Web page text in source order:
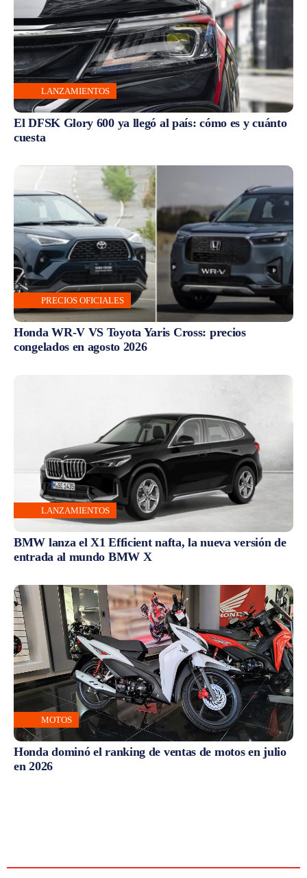
LANZAMIENTOS
El DFSK Glory 600 ya llegó al país: cómo es y cuánto
cuesta
PRECIOS OFICIALES
Honda WR-V VS Toyota Yaris Cross: precios
congelados en agosto 2026
LANZAMIENTOS
BMW lanza el X1 Efficient nafta, la nueva versión de
entrada al mundo BMW X
MOTOS
Honda dominó el ranking de ventas de motos en julio
en 2026